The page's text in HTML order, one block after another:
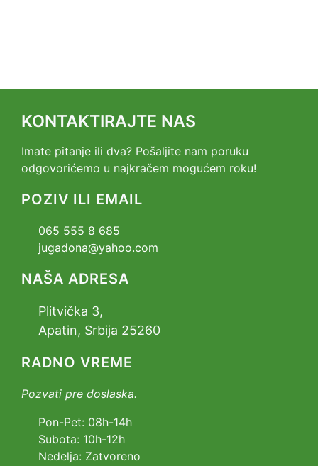
KONTAKTIRAJTE NAS
Imate pitanje ili dva? Pošaljite nam poruku
odgovorićemo u najkračem mogućem roku!
POZIV ILI EMAIL
065 555 8 685
jugadona@yahoo.com
NAŠA ADRESA
Plitvička 3,
Apatin, Srbija 25260
RADNO VREME
Pozvati pre doslaska.
Pon-Pet: 08h-14h
Subota: 10h-12h
Nedelja: Zatvoreno